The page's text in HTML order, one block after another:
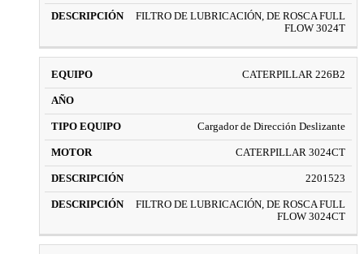
FILTRO DE LUBRICACIÓN, DE ROSCA FULL
FLOW 3024T
CATERPILLAR 226B2
Cargador de Dirección Deslizante
CATERPILLAR 3024CT
2201523
FILTRO DE LUBRICACIÓN, DE ROSCA FULL
FLOW 3024CT